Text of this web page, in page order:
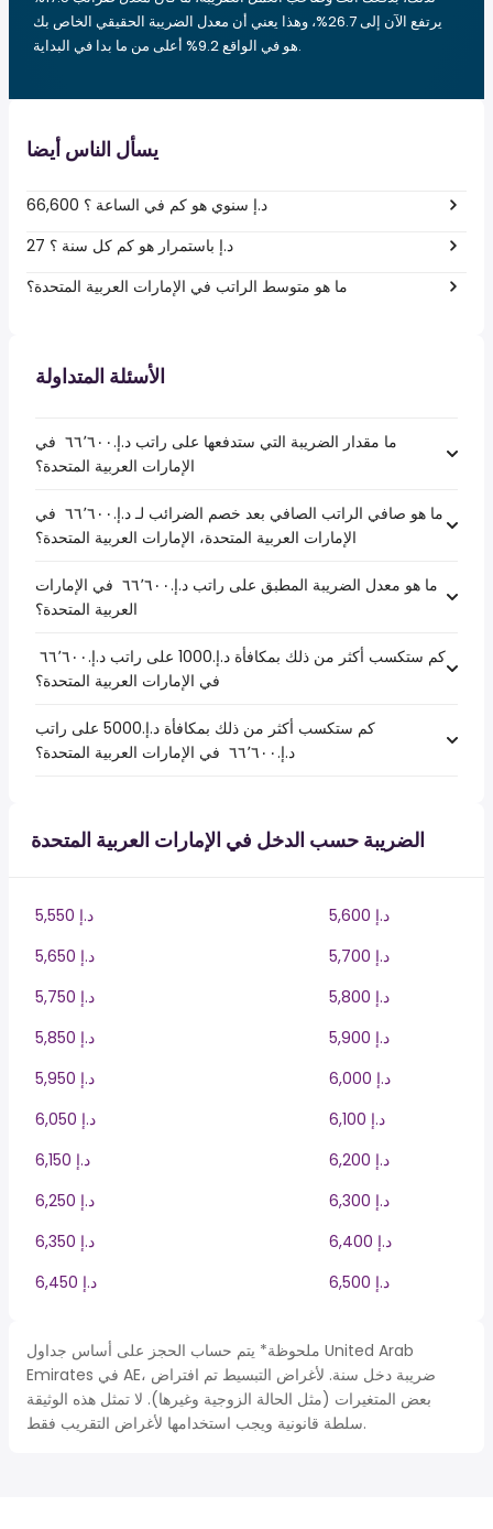
يرتفع الآن إلى 26.7%، وهذا يعني أن معدل الضريبة الحقيقي الخاص بك
هو في الواقع 9.2% أعلى من ما بدا في البداية.
يسأل الناس أيضا
66,600 د.إ سنوي هو كم في الساعة ؟
27 د.إ باستمرار هو كم كل سنة ؟
ما هو متوسط الراتب في الإمارات العربية المتحدة؟
الأسئلة المتداولة
ما مقدار الضريبة التي ستدفعها على راتب د.إ.‏٦٦٬٦٠٠ ‏ في
الإمارات العربية المتحدة؟
ما هو صافي الراتب الصافي بعد خصم الضرائب لـ د.إ.‏٦٦٬٦٠٠ ‏ في
الإمارات العربية المتحدة، الإمارات العربية المتحدة؟
ما هو معدل الضريبة المطبق على راتب د.إ.‏٦٦٬٦٠٠ ‏ في الإمارات
العربية المتحدة؟
في الإمارات العربية المتحدة؟
كم ستكسب أكثر من ذلك بمكافأة د.إ.5000 على راتب
د.إ.‏٦٦٬٦٠٠ ‏ في الإمارات العربية المتحدة؟
الضريبة حسب الدخل في الإمارات العربية المتحدة
5,550 د.إ
5,600 د.إ
5,650 د.إ
5,700 د.إ
5,750 د.إ
5,800 د.إ
5,850 د.إ
5,900 د.إ
5,950 د.إ
6,000 د.إ
6,050 د.إ
6,100 د.إ
6,150 د.إ
6,200 د.إ
6,250 د.إ
6,300 د.إ
6,350 د.إ
6,400 د.إ
6,450 د.إ
6,500 د.إ
ملحوظة* يتم حساب الحجز على أساس جداول United Arab
Emirates في AE، ضريبة دخل سنة. لأغراض التبسيط تم افتراض
بعض المتغيرات (مثل الحالة الزوجية وغيرها). لا تمثل هذه الوثيقة
سلطة قانونية ويجب استخدامها لأغراض التقريب فقط.